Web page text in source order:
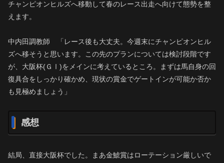
チャンピオンヒルズへ移動して春のレース出走へ向けて態勢を整
えます。
中内田調教師 「レース後も大丈夫。今週末にチャンピオンヒル
ズへ移そうと思います。この先のプランについては検討段階です
が、大阪杯(ＧⅠ)をメインに考えているところ。まずは馬自身の回
復具合をしっかり確かめ、現状の賞金でゲートインが可能か否か
も見極めましょう」
感想
結局、直接大阪杯でした。まあ金鯱賞はローテーション厳しいで